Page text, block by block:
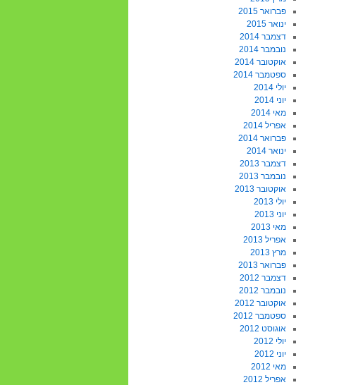
פברואר 2015
ינואר 2015
דצמבר 2014
נובמבר 2014
אוקטובר 2014
ספטמבר 2014
יולי 2014
יוני 2014
מאי 2014
אפריל 2014
פברואר 2014
ינואר 2014
דצמבר 2013
נובמבר 2013
אוקטובר 2013
יולי 2013
יוני 2013
מאי 2013
אפריל 2013
מרץ 2013
פברואר 2013
דצמבר 2012
נובמבר 2012
אוקטובר 2012
ספטמבר 2012
אוגוסט 2012
יולי 2012
יוני 2012
מאי 2012
אפריל 2012